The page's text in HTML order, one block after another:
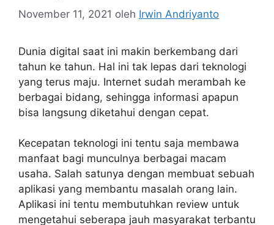
November 11, 2021 oleh Irwin Andriyanto
Dunia digital saat ini makin berkembang dari
tahun ke tahun. Hal ini tak lepas dari teknologi
yang terus maju. Internet sudah merambah ke
berbagai bidang, sehingga informasi apapun
bisa langsung diketahui dengan cepat.
Kecepatan teknologi ini tentu saja membawa
manfaat bagi munculnya berbagai macam
usaha. Salah satunya dengan membuat sebuah
aplikasi yang membantu masalah orang lain.
Aplikasi ini tentu membutuhkan review untuk
mengetahui seberapa jauh masyarakat terbantu